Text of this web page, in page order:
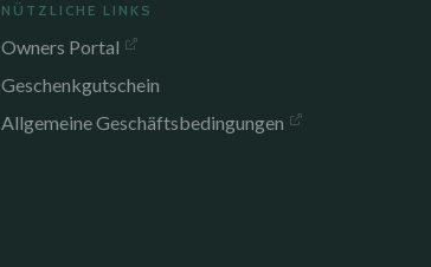
NÜTZLICHE LINKS
Owners Portal
Geschenkgutschein
Allgemeine Geschäftsbedingungen